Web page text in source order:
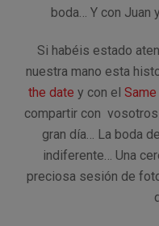
boda… Y con Juan
Si habéis estado
nuestra mano esta
the date y con el
compartir con
gran día… La boda
indiferente… Una
preciosa sesión de